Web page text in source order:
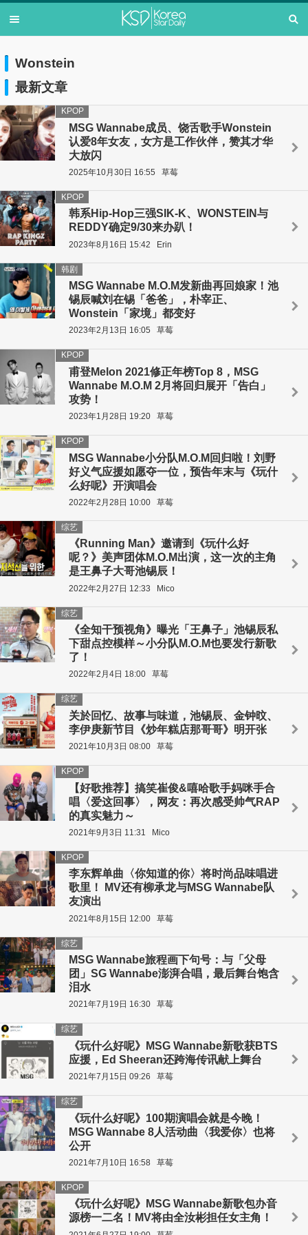
Wonstein
最新文章
MSG Wannabe成员、饶舌歌手Wonstein
认爱8年女友，女方是工作伙伴，赞其才华
大放闪
KPOP
2025年10月30日 16:55 草莓
韩系Hip-Hop三强SIK-K、WONSTEIN与
REDDY确定9/30来办趴！
KPOP
2023年8月16日 15:42 Erin
MSG Wannabe M.O.M发新曲再回娘家！池
锡辰喊刘在锡「爸爸」，朴宰正、
Wonstein「家境」都变好
韩剧
2023年2月13日 16:05 草莓
甫登Melon 2021修正年榜Top 8，MSG
Wannabe M.O.M 2月将回归展开「告白」
攻势！
KPOP
2023年1月28日 19:20 草莓
MSG Wannabe小分队M.O.M回归啦！刘野
好义气应援如愿夺一位，预告年末与《玩什
么好呢》开演唱会
KPOP
2022年2月28日 10:00 草莓
《Running Man》邀请到《玩什么好
呢？》美声团体M.O.M出演，这一次的主角
是王鼻子大哥池锡辰！
综艺
2022年2月27日 12:33 Mico
《全知干预视角》曝光「王鼻子」池锡辰私
下甜点控模样～小分队M.O.M也要发行新歌
了！
综艺
2022年2月4日 18:00 草莓
关於回忆、故事与味道，池锡辰、金钟旼、
李伊庚新节目《炒年糕店那哥哥》明开张
综艺
2021年10月3日 08:00 草莓
【好歌推荐】搞笑崔俊&嘻哈歌手妈咪手合
唱〈爱这回事〉，网友：再次感受帅气RAP
的真实魅力～
KPOP
2021年9月3日 11:31 Mico
李东辉单曲〈你知道的你〉将时尚品味唱进
歌里！ MV还有柳承龙与MSG Wannabe队
友演出
KPOP
2021年8月15日 12:00 草莓
MSG Wannabe旅程画下句号：与「父母
团」SG Wannabe澎湃合唱，最后舞台饱含
泪水
综艺
2021年7月19日 16:30 草莓
《玩什么好呢》MSG Wannabe新歌获BTS
应援，Ed Sheeran还跨海传讯献上舞台
综艺
2021年7月15日 09:26 草莓
《玩什么好呢》100期演唱会就是今晚！
MSG Wannabe 8人活动曲〈我爱你〉也将
公开
综艺
2021年7月10日 16:58 草莓
《玩什么好呢》MSG Wannabe新歌包办音
源榜一二名！MV将由全汝彬担任女主角！
KPOP